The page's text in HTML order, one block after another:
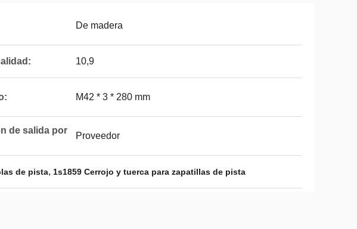
De madera
10,9
M42 * 3 * 280 mm
de salida por
Proveedor
de pista, 1s1859 Cerrojo y tuerca para zapatillas de pista